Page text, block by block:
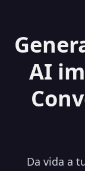
AI
Da vida a